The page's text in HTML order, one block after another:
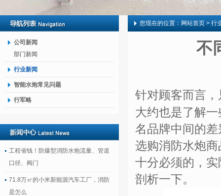
公司新闻
部门新闻
行业新闻
智能水炮常见问题
行军略
工程省钱！防爆型消防水炮流量、管道
口径、阀门
71.8万㎡的小米新能源汽车工厂，消防
是怎么
您现在的位置： 网站首页 > 行
不
针对顾客而言
大约也是了解
名品牌中间的
选购消防水炮
十分必须的，
剖析一下。